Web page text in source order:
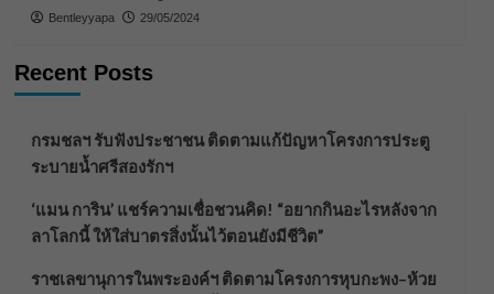
Bentleyyapa 29/05/2024
Recent Posts
กรมชลฯ รับฟังประชาชน ติดตามแก้ปัญหาโครงการประตู
ระบายน้ำศรีสองรักฯ
‘แมน การิน’ แชร์ความเชื่อชวนคิด! “อยากกินอะไรหลังจาก
ลาโลกนี้ ให้ใส่บาตรสิ่งนั้นไว้ตอนยังมีชีวิต”
ราชเลขานุการในพระองค์ฯ ติดตามโครงการหุบกะพง–ห้วย